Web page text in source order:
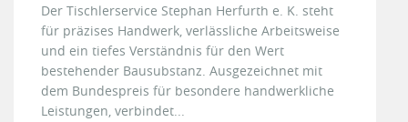
Der Tischlerservice Stephan Herfurth e. K. steht
für präzises Handwerk, verlässliche Arbeitsweise
und ein tiefes Verständnis für den Wert
bestehender Bausubstanz. Ausgezeichnet mit
dem Bundespreis für besondere handwerkliche
Leistungen, verbindet...